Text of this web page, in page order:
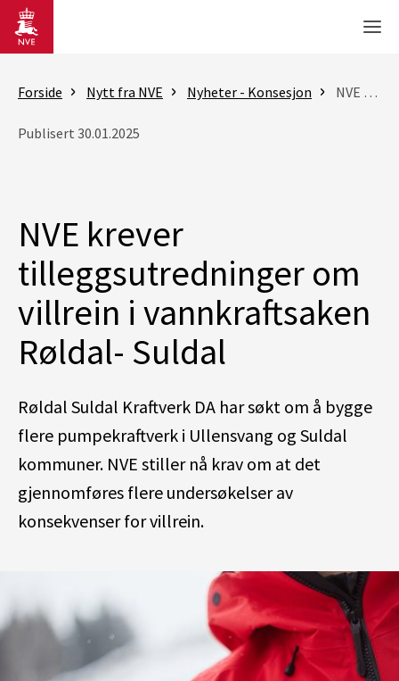
Gå til hovedinnhold
Forside Nytt fra NVE Nyheter - Konsesjon NVE krever tilleggsutredninger om villrein i vannkraftsaken Røldal- Suldal
Publisert 30.01.2025
NVE krever
tilleggsutredninger om
villrein i vannkraftsaken
Røldal- Suldal
Røldal Suldal Kraftverk DA har søkt om å bygge
flere pumpekraftverk i Ullensvang og Suldal
kommuner. NVE stiller nå krav om at det
gjennomføres flere undersøkelser av
konsekvenser for villrein.